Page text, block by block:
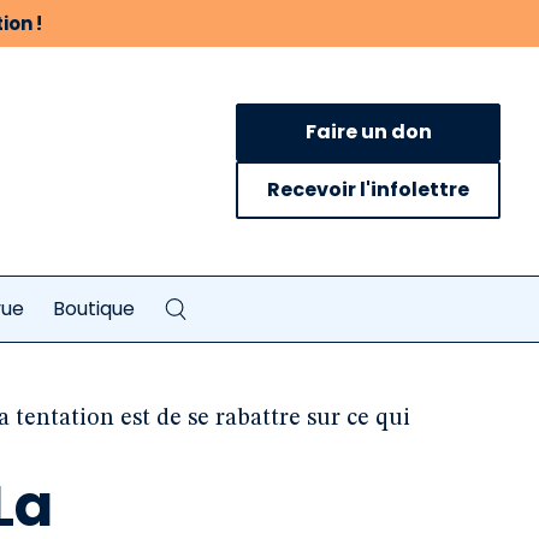
!
Faire un don
Recevoir l'infolettre
Boutique
est de se rabattre sur ce qui